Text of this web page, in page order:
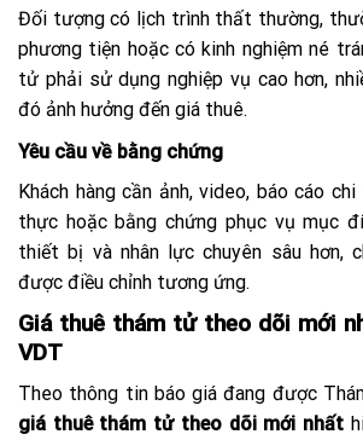
Đối tượng có lịch trình thất thường,
phương tiện hoặc có kinh nghiệm né
tử phải sử dụng nghiệp vụ cao hơn,
đó ảnh hưởng đến giá thuê.
Yêu cầu về bằng chứng
Khách hàng cần ảnh, video, báo cáo
thực hoặc bằng chứng phục vụ mục
thiết bị và nhân lực chuyên sâu hơn,
được điều chỉnh tương ứng.
Giá thuê thám tử theo dõi mới
VDT
Theo thông tin báo giá đang được
giá thuê thám tử theo dõi mới nhất